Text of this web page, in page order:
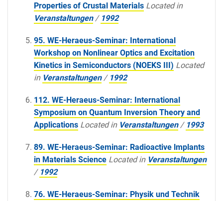
Properties of Crustal Materials Located in
Veranstaltungen / 1992
95. WE-Heraeus-Seminar: International
Workshop on Nonlinear Optics and Excitation
Kinetics in Semiconductors (NOEKS III) Located
in Veranstaltungen / 1992
112. WE-Heraeus-Seminar: International
Symposium on Quantum Inversion Theory and
Applications Located in Veranstaltungen / 1993
89. WE-Heraeus-Seminar: Radioactive lmplants
in Materials Science Located in Veranstaltungen
/ 1992
76. WE-Heraeus-Seminar: Physik und Technik